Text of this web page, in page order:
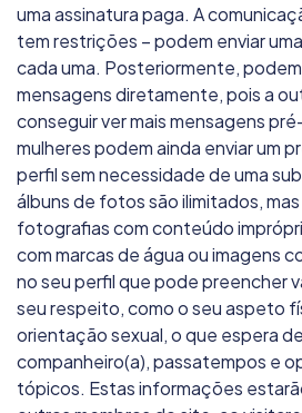
uma assinatura paga. A
tem restrições – podem enviar
cada uma. Posteriormente,
mensagens diretamente, pois a
conseguir ver mais mensagens
mulheres podem ainda enviar um
perfil sem necessidade de uma
álbuns de fotos são ilimitados,
fotografias com conteúdo
com marcas de água ou imagens
no seu perfil que pode preencher
seu respeito, como o seu aspeto
orientação sexual, o que espera
companheiro(a), passatempos e
tópicos. Estas informações